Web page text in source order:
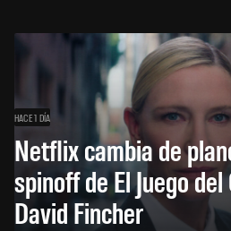
HACE 1 DÍA
Netflix cambia de
spinoff de El Juego
David Fincher